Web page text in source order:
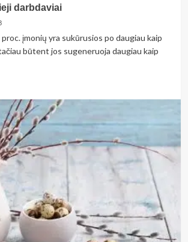
darbdaviai
įmonių yra sukūrusios po daugiau kaip
būtent jos sugeneruoja daugiau kaip